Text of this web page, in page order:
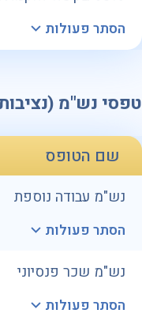
הסתר פעולות
טפסי נש"מ
שם הטופס
נש"מ עבודה נוספת
הסתר פעולות
נש"מ שכר פנסיוני
הסתר פעולות